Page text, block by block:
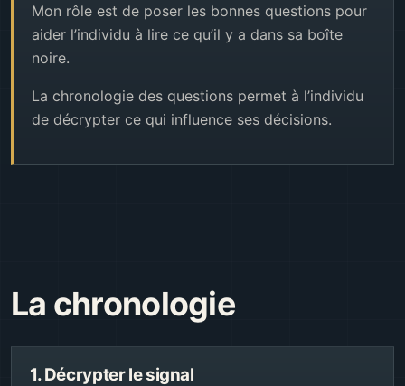
Mon rôle est de poser les bonnes questions pour
aider l’individu à lire ce qu’il y a dans sa boîte
noire.
La chronologie des questions permet à l’individu
de décrypter ce qui influence ses décisions.
La chronologie
1. Décrypter le signal